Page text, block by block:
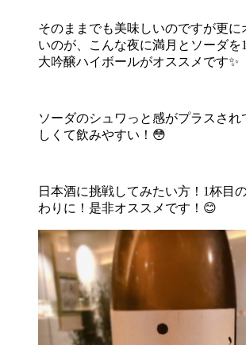
そのままでも美味しいのですが更に
いのが、こんな夜に満月とソーダを
大吟醸ハイボールがオススメです✨
ソーダのシュワっと感がプラスされ
しくて飲みやすい！😳
日本酒に挑戦してみたい方！1杯目
わりに！是非オススメです！😊